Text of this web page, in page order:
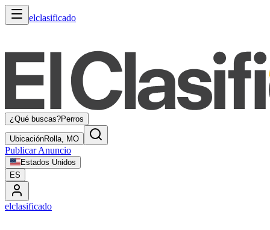
elclasificado
¿Qué buscas?Perros
UbicaciónRolla, MO
Publicar Anuncio
Estados Unidos
ES
elclasificado